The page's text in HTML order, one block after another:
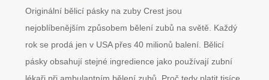
Originální bělicí pásky na zuby Crest jsou
nejoblíbenějším způsobem bělení zubů na světě. Každý
rok se prodá jen v USA přes 40 milionů balení. Bělicí
pásky obsahují stejné ingredience jako používají zubní